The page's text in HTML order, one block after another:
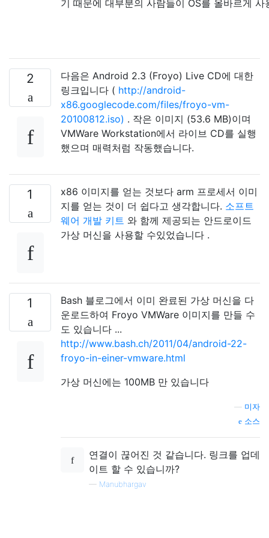
기 때문에 대부분의 사람들이 OS를 올바르게 사
2
다음은 Android 2.3 (Froyo) Live CD에 대한
링크입니다 ( http://android-
x86.googlecode.com/files/froyo-vm-
20100812.iso) . 작은 이미지 (53.6 MB)이며
VMWare Workstation에서 라이브 CD를 실행
했으며 매력처럼 작동했습니다.
1
x86 이미지를 얻는 것보다 arm 프로세서 이미
지를 얻는 것이 더 쉽다고 생각합니다. 소프트
웨어 개발 키트 와 함께 제공되는 안드로이드
가상 머신을 사용할 수있었습니다 .
1
Bash 블로그에서 이미 완료된 가상 머신을 다
운로드하여 Froyo VMWare 이미지를 만들 수
도 있습니다 ...
http://www.bash.ch/2011/04/android-22-
froyo-in-einer-vmware.html
가상 머신에는 100MB 만 있습니다
미자
소스
연결이 끊어진 것 같습니다. 링크를 업데
이트 할 수 있습니까?
— Manubhargav